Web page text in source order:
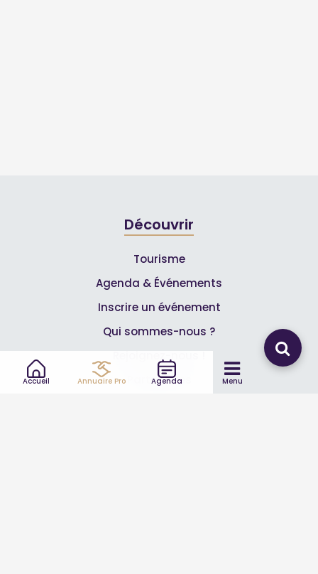
Accueil Annuaire Pro Agenda Menu
Découvrir
Tourisme
Agenda & Événements
Inscrire un événement
Qui sommes-nous ?
Rejoignez-nous !
Partenaires